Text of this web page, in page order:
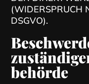
(WIDERSPRUCH
DSGVO).
behörde